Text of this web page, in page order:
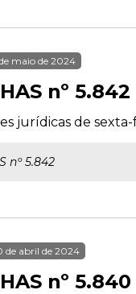
maio de 2024
nº 5.842
jurídicas de
nº 5.842
de abril de 2024
nº 5.840